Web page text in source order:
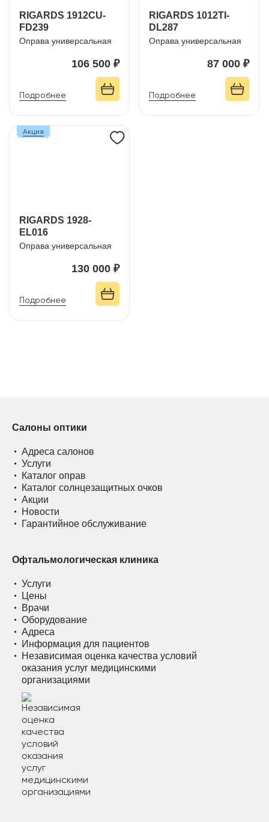
RIGARDS 1912CU-
FD239
Оправа универсальная
106 500 ₽
Подробнее
RIGARDS 1012TI-
DL287
Оправа универсальная
87 000 ₽
Подробнее
RIGARDS 1928-
EL016
Оправа универсальная
130 000 ₽
Подробнее
Акция
Салоны оптики
Адреса салонов
Услуги
Каталог оправ
Каталог солнцезащитных очков
Акции
Новости
Гарантийное обслуживание
Офтальмологическая клиника
Услуги
Цены
Врачи
Оборудование
Адреса
Информация для пациентов
Независимая оценка качества условий
оказания услуг медицинскими
организациями